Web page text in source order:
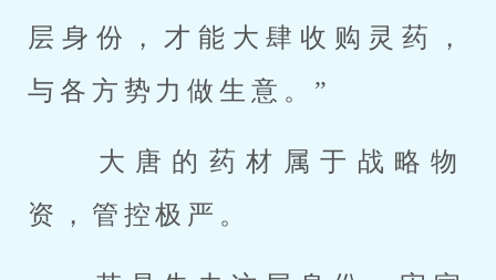
层身份，才能大肆收购灵药，
与各方势力做生意。”
资，管控极严。